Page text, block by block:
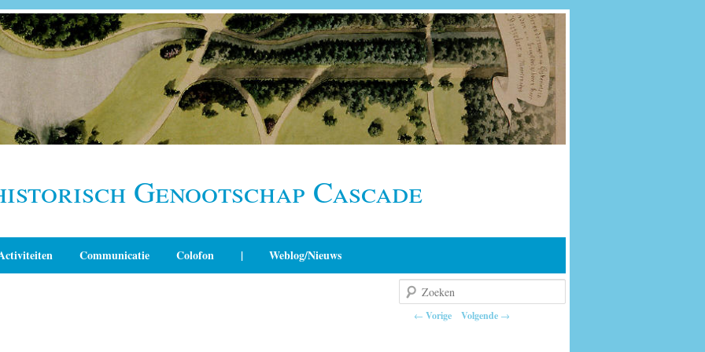
Genootschap Cascade
Communicatie Colofon | Weblog/Nieuws
Berichtnavigatie
← Vorige Volgende →